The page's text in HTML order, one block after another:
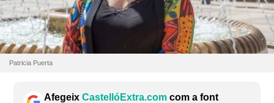
Patricia Puerta
Afegeix CastellóExtra.com com a font